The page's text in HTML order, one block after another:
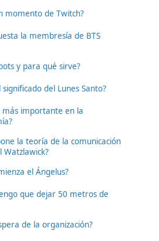
momento de Twitch?
la membresía de BTS
y para qué sirve?
significado del Lunes Santo?
más importante en la
la teoría de la comunicación
Watzlawick?
el Ángelus?
que dejar 50 metros de
de la organización?